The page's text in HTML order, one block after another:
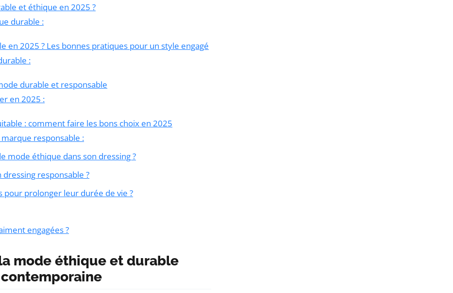
et éthique en 2025 ?
durable :
en 2025 ? Les bonnes pratiques pour un style engagé
:
durable et responsable
en 2025 :
: comment faire les bons choix en 2025
responsable :
mode éthique dans son dressing ?
responsable ?
prolonger leur durée de vie ?
engagées ?
mode éthique et durable